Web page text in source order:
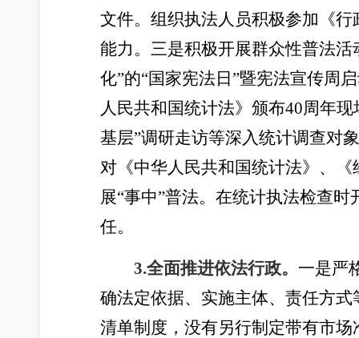
文件。组织执法人员积极参加《
能力。三是积极开展群众性普法
化”的“国家宪法日”暨宪法宣传周
人民共和国统计法》颁布40周年
基层”调研走访等深入统计调查对
对《中华人民共和国统计法》、
展“事中”普法。在统计执法检查
任。
3.全面推进依法行政。 一是严
确法定依据、实施主体、责任方
清单制度，没有另行制定带有市